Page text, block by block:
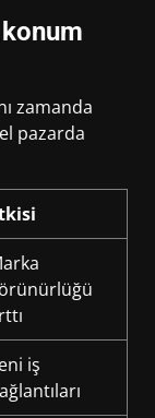
zamanda
pazarda
iş